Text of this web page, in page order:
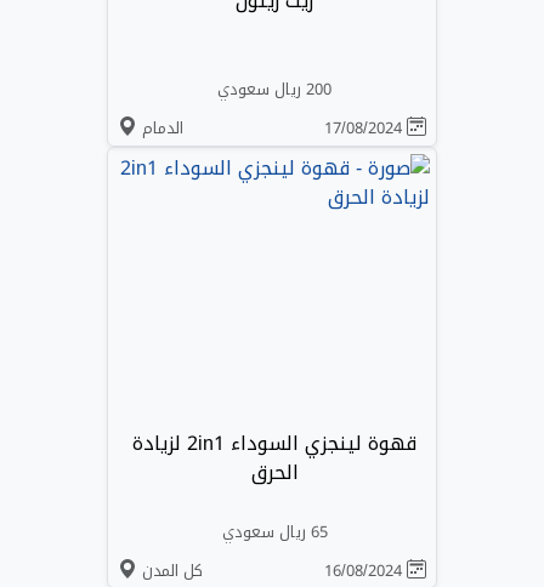
200 ريال سعودي
الدمام
قهوة لينجزي السوداء 2in1 لزيادة
الحرق
65 ريال سعودي
كل المدن